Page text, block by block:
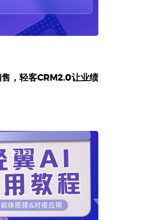
，轻客CRM2.0让业绩